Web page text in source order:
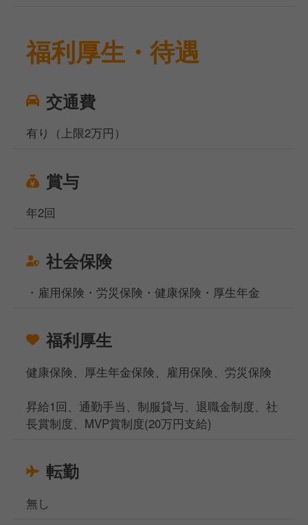
福利厚生・待遇
交通費
有り（上限2万円）
賞与
年2回
社会保険
・雇用保険・労災保険・健康保険・厚生年金
福利厚生
健康保険、厚生年金保険、雇用保険、労災保険
昇給1回、通勤手当、制服貸与、退職金制度、社
長賞制度、MVP賞制度(20万円支給)
転勤
無し